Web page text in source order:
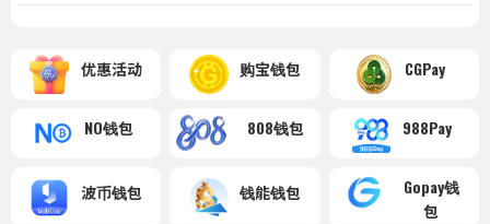
优惠活动 购宝钱包 CGPay
NO钱包 808钱包 988Pay
波币钱包 钱能钱包
Gopay钱
包